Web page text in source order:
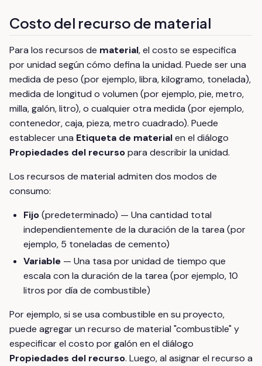
Costo del recurso de material
Para los recursos de material, el costo se especifica
por unidad según cómo defina la unidad. Puede ser una
medida de peso (por ejemplo, libra, kilogramo, tonelada),
medida de longitud o volumen (por ejemplo, pie, metro,
milla, galón, litro), o cualquier otra medida (por ejemplo,
contenedor, caja, pieza, metro cuadrado). Puede
establecer una Etiqueta de materialen el diálogo
Propiedades del recursopara describir la unidad.
Los recursos de material admiten dos modos de
consumo:
Fijo(predeterminado) — Una cantidad total
independientemente de la duración de la tarea (por
ejemplo, 5 toneladas de cemento)
Variable — Una tasa por unidad de tiempo que
escala con la duración de la tarea (por ejemplo, 10
litros por día de combustible)
Por ejemplo, si se usa combustible en su proyecto,
puede agregar un recurso de material "combustible" y
especificar el costo por galón en el diálogo
Propiedades del recurso. Luego, al asignar el recurso a